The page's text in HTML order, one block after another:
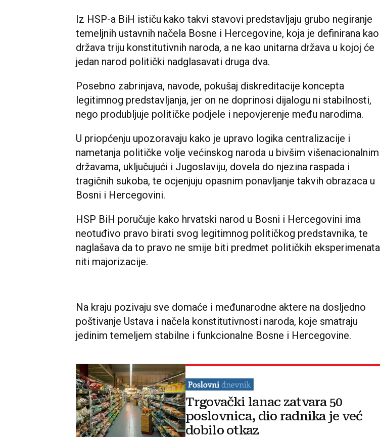
Iz HSP-a BiH ističu kako takvi stavovi predstavljaju grubo negiranje
temeljnih ustavnih načela Bosne i Hercegovine, koja je definirana kao
država triju konstitutivnih naroda, a ne kao unitarna država u kojoj će
jedan narod politički nadglasavati druga dva.
Posebno zabrinjava, navode, pokušaj diskreditacije koncepta
legitimnog predstavljanja, jer on ne doprinosi dijalogu ni stabilnosti,
nego produbljuje političke podjele i nepovjerenje među narodima.
U priopćenju upozoravaju kako je upravo logika centralizacije i
nametanja političke volje većinskog naroda u bivšim višenacionalnim
državama, uključujući i Jugoslaviju, dovela do njezina raspada i
tragičnih sukoba, te ocjenjuju opasnim ponavljanje takvih obrazaca u
Bosni i Hercegovini.
HSP BiH poručuje kako hrvatski narod u Bosni i Hercegovini ima
neotuđivo pravo birati svog legitimnog političkog predstavnika, te
naglašava da to pravo ne smije biti predmet političkih eksperimenata
niti majorizacije.
Na kraju pozivaju sve domaće i međunarodne aktere na dosljedno
poštivanje Ustava i načela konstitutivnosti naroda, koje smatraju
jedinim temeljem stabilne i funkcionalne Bosne i Hercegovine.
Trgovački lanac zatvara 50
poslovnica, dio radnika je već
dobilo otkaz